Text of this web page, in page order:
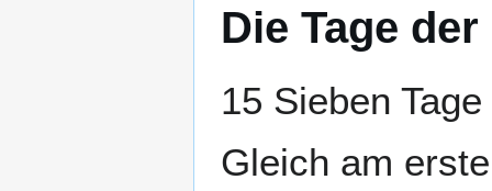
Die Tage
15 Sieben
Gleich am